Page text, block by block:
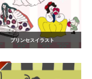
プリンセスイラスト